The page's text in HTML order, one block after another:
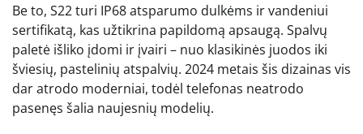
Be to, S22 turi IP68 atsparumo dulkėms ir vandeniui
sertifikatą, kas užtikrina papildomą apsaugą. Spalvų
paletė išliko įdomi ir įvairi – nuo klasikinės juodos iki
šviesių, pastelinių atspalvių. 2024 metais šis dizainas vis
dar atrodo moderniai, todėl telefonas neatrodo
pasenęs šalia naujesnių modelių.